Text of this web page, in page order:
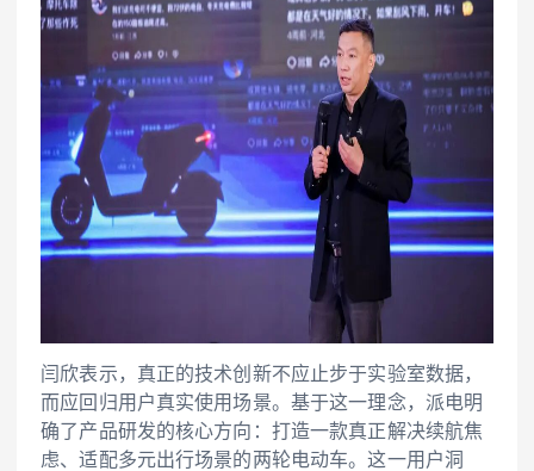
闫欣表示，真正的技术创新不应止步于实验室数据，
而应回归用户真实使用场景。基于这一理念，派电明
确了产品研发的核心方向：打造一款真正解决续航焦
虑、适配多元出行场景的两轮电动车。这一用户洞